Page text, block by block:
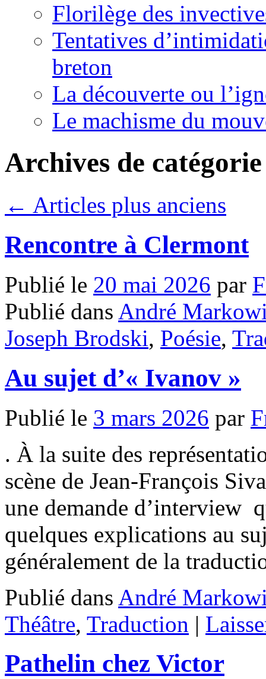
Florilège des
Tentatives
breton
La découverte ou
Le machisme du
Archives de
← Articles plus anciens
Rencontre à Clermont
Publié le 20 mai 2026 par
Publié dans André
Joseph Brodski, Poésie,
Au sujet d’« Ivanov »
Publié le 3 mars 2026 par
. À la suite des
scène de Jean-François
une demande d’interview
quelques explications au
généralement de la
Publié dans André
Théâtre, Traduction |
Pathelin chez Victor